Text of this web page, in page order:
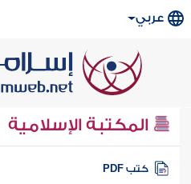
عربي
المكتبة الإسلامية